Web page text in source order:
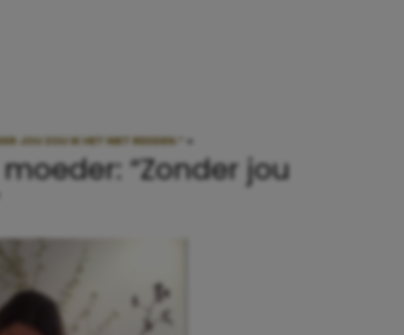
JOU ZOU IK HET NIET REDDEN.” »
“Zonder jou